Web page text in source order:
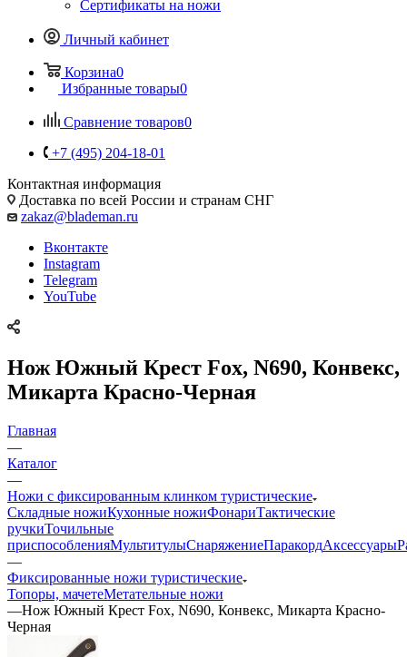
Сертификаты на ножи
Личный кабинет
Корзина0
Избранные товары0
Сравнение товаров0
+7 (495) 204-18-01
Контактная информация
Доставка по всей России и странам СНГ
zakaz@blademan.ru
Вконтакте
Instagram
Telegram
YouTube
Нож Южный Крест Fox, N690, Конвекс,
Микарта Красно-Черная
Главная
—
Каталог
—
Ножи с фиксированным клинком туристические
Складные ножиКухонные ножиФонариТактические
ручкиТочильные
приспособленияМультитулыСнаряжениеПаракордАксессуары
—
Фиксированные ножи туристические
Топоры, мачетеМетательные ножи
—Нож Южный Крест Fox, N690, Конвекс, Микарта Красно-
Черная